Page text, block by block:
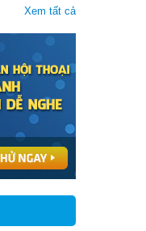
Xem tất cả